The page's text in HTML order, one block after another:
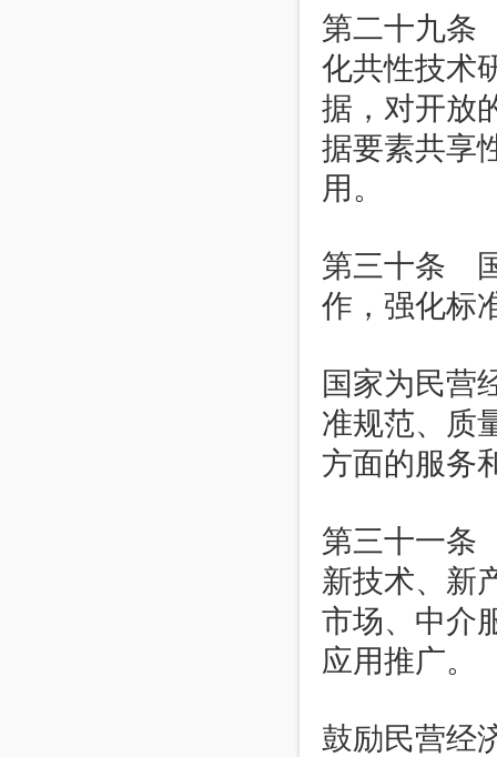
第二十九条
化共性技术
据，对开放
据要素共享
用。
第三十条
作，强化标
国家为民营
准规范、质
方面的服务
第三十一条
新技术、新
市场、中介
应用推广。
鼓励民营经